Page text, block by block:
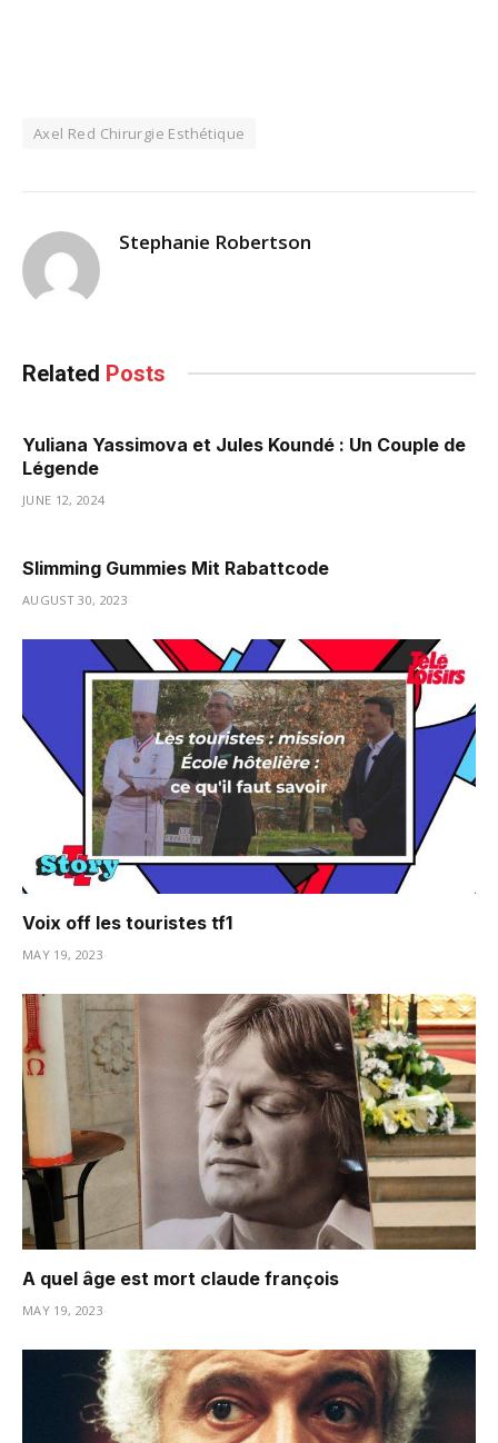
Axel Red Chirurgie Esthétique
Stephanie Robertson
Related Posts
Yuliana Yassimova et Jules Koundé : Un Couple de
Légende
JUNE 12, 2024
Slimming Gummies Mit Rabattcode
AUGUST 30, 2023
Voix off les touristes tf1
MAY 19, 2023
A quel âge est mort claude françois
MAY 19, 2023